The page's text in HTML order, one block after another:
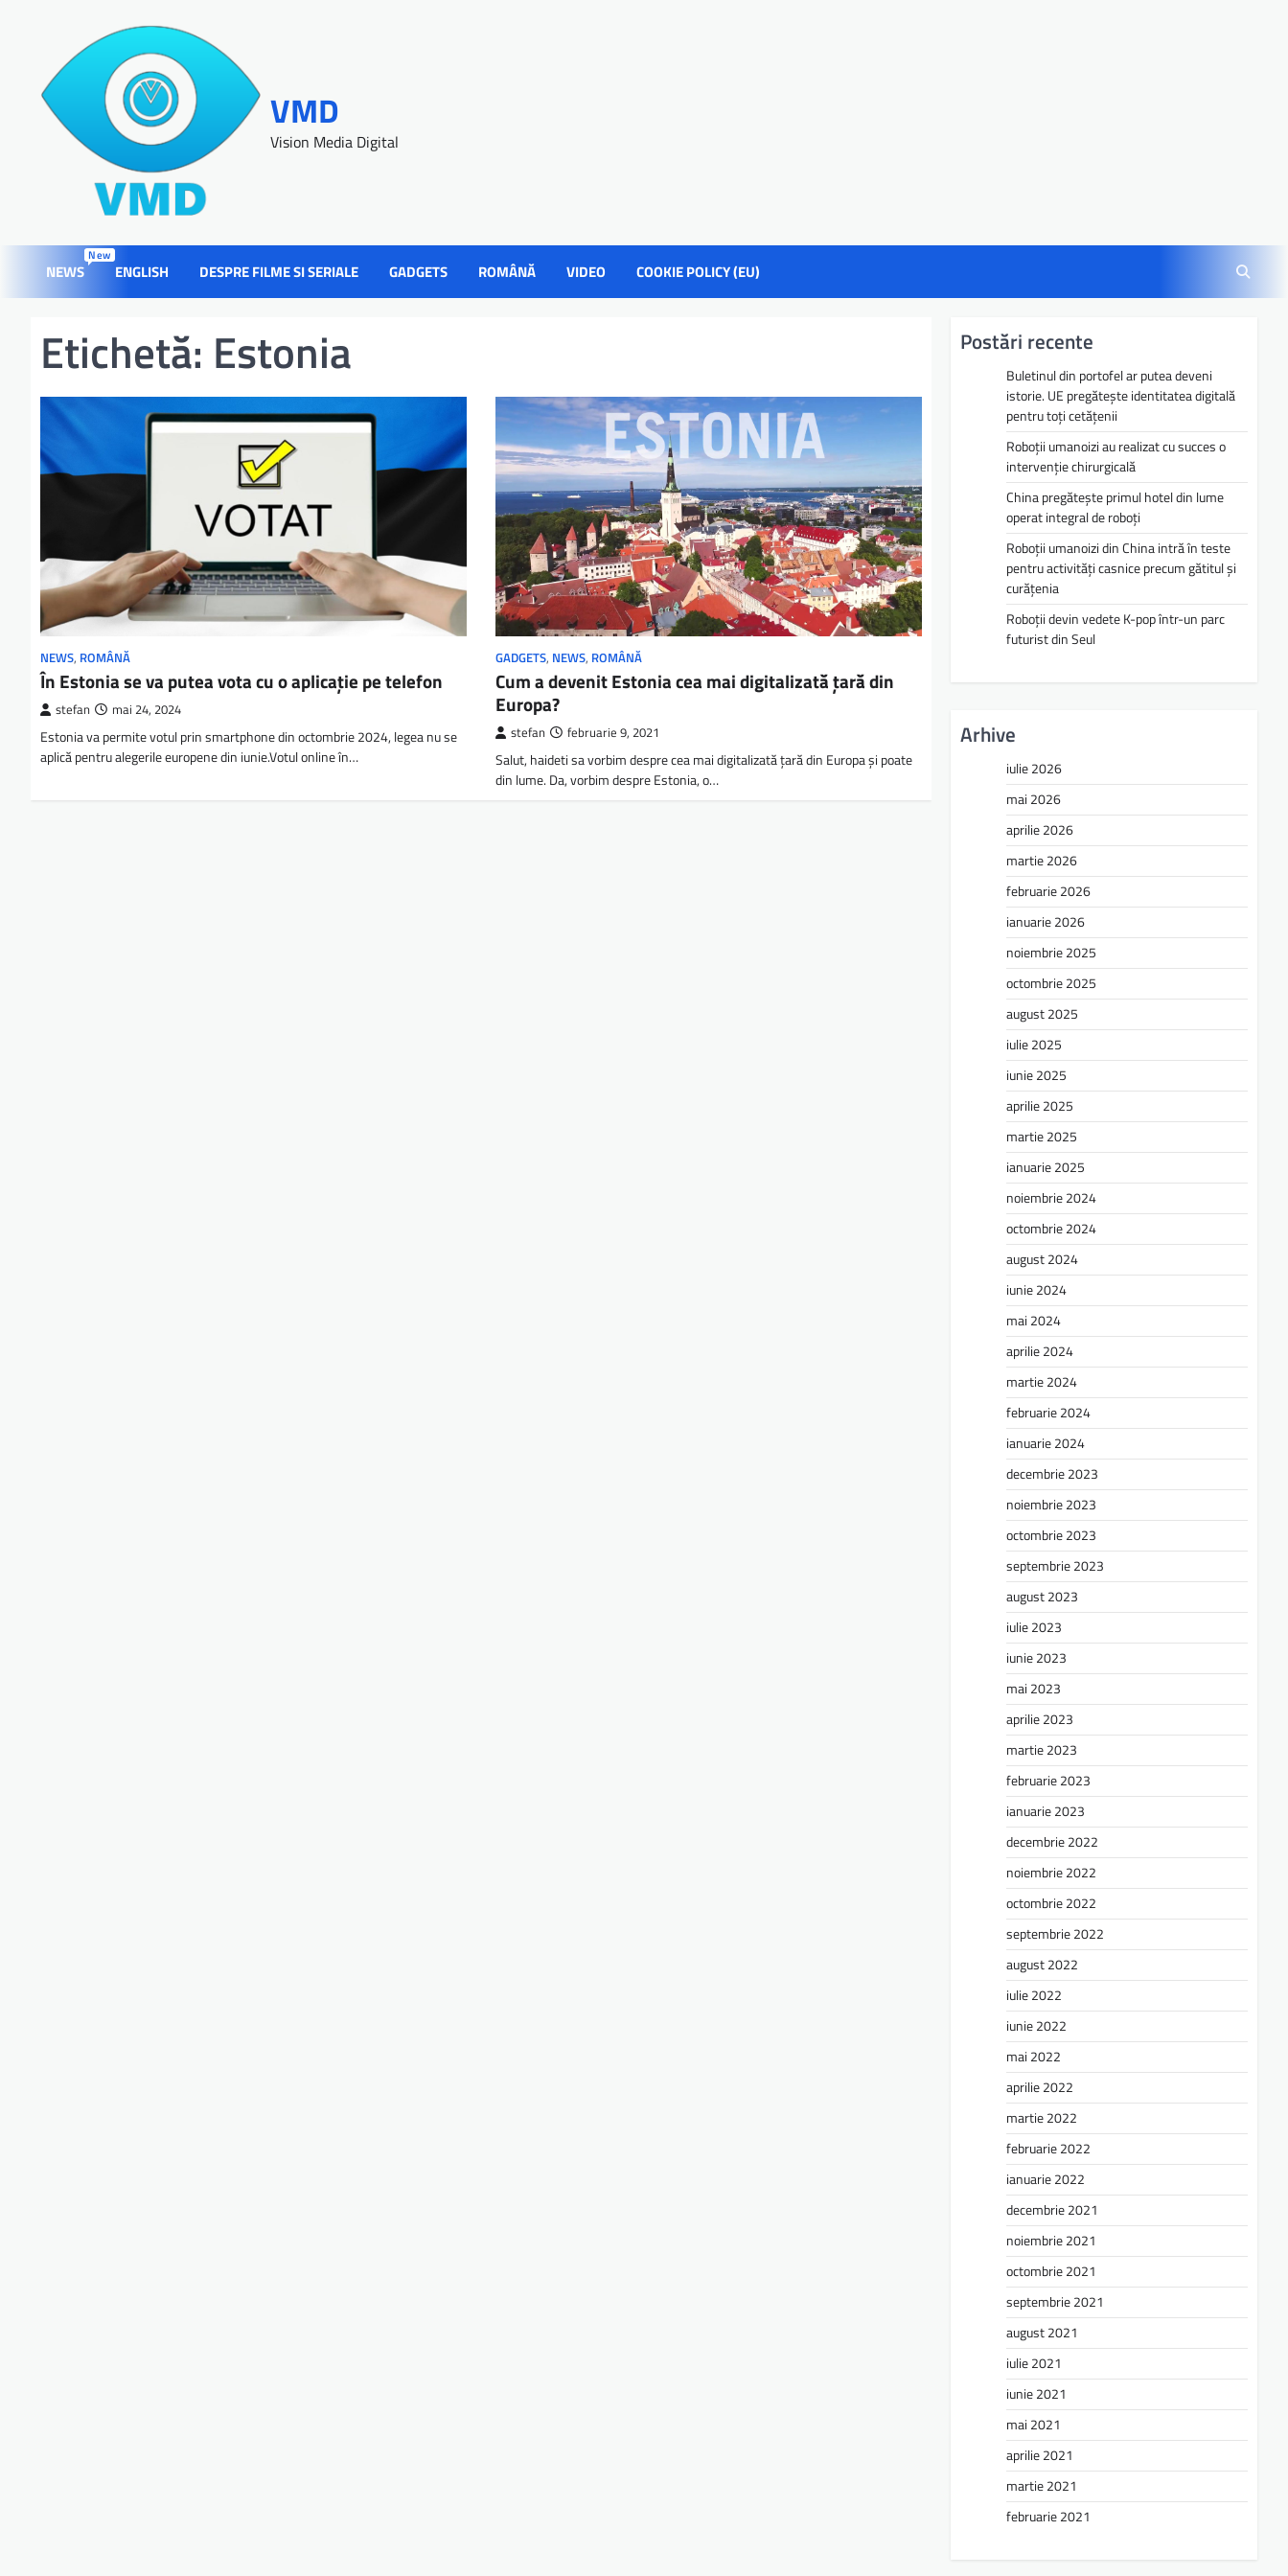
VMD
Vision Media Digital
NEWS
New
ENGLISH DESPRE FILME SI SERIALE GADGETS ROMÂNĂ VIDEO COOKIE POLICY (EU)
Etichetă: Estonia
NEWS, ROMÂNĂ
În Estonia se va putea vota cu o aplicaţie pe telefon
stefan mai 24, 2024
Estonia va permite votul prin smartphone din octombrie 2024, legea nu se
aplică pentru alegerile europene din iunie.Votul online în…
GADGETS, NEWS, ROMÂNĂ
Cum a devenit Estonia cea mai digitalizată țară din
Europa?
stefan februarie 9, 2021
Salut, haideti sa vorbim despre cea mai digitalizată țară din Europa și poate
din lume. Da, vorbim despre Estonia, o…
Postări recente
Buletinul din portofel ar putea deveni
istorie. UE pregătește identitatea digitală
pentru toți cetățenii
Roboții umanoizi au realizat cu succes o
intervenție chirurgicală
China pregătește primul hotel din lume
operat integral de roboți
Roboții umanoizi din China intră în teste
pentru activități casnice precum gătitul și
curățenia
Roboții devin vedete K-pop într-un parc
futurist din Seul
Arhive
iulie 2026
mai 2026
aprilie 2026
martie 2026
februarie 2026
ianuarie 2026
noiembrie 2025
octombrie 2025
august 2025
iulie 2025
iunie 2025
aprilie 2025
martie 2025
ianuarie 2025
noiembrie 2024
octombrie 2024
august 2024
iunie 2024
mai 2024
aprilie 2024
martie 2024
februarie 2024
ianuarie 2024
decembrie 2023
noiembrie 2023
octombrie 2023
septembrie 2023
august 2023
iulie 2023
iunie 2023
mai 2023
aprilie 2023
martie 2023
februarie 2023
ianuarie 2023
decembrie 2022
noiembrie 2022
octombrie 2022
septembrie 2022
august 2022
iulie 2022
iunie 2022
mai 2022
aprilie 2022
martie 2022
februarie 2022
ianuarie 2022
decembrie 2021
noiembrie 2021
octombrie 2021
septembrie 2021
august 2021
iulie 2021
iunie 2021
mai 2021
aprilie 2021
martie 2021
februarie 2021